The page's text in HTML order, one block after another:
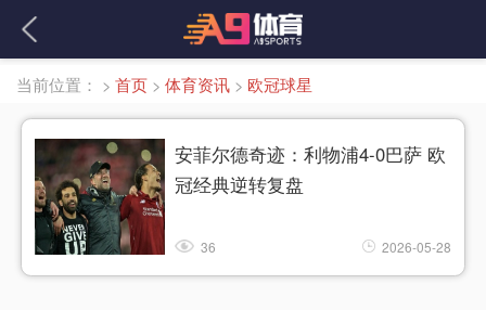
当前位置： > 首页 > 体育资讯 > 欧冠球星
安菲尔德奇迹：利物浦4-0巴萨 欧
冠经典逆转复盘
36 2026-05-28